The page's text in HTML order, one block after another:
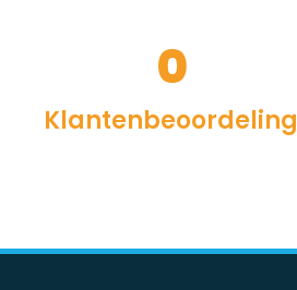
Klantenbeoordeling
0